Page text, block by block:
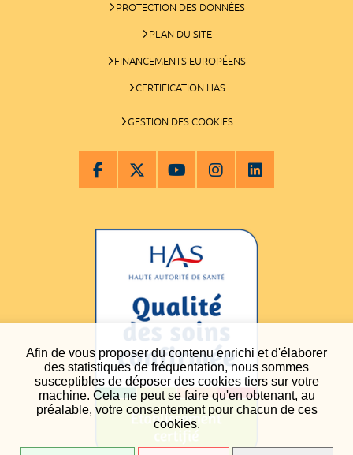
Afin de vous proposer du contenu enrichi et d'élaborer
des statistiques de fréquentation, nous sommes
susceptibles de déposer des cookies tiers sur votre
machine. Cela ne peut se faire qu'en obtenant, au
préalable, votre consentement pour chacun de ces
cookies.
PROTECTION DES DONNÉES
PLAN DU SITE
FINANCEMENTS EUROPÉENS
CERTIFICATION HAS
GESTION DES COOKIES